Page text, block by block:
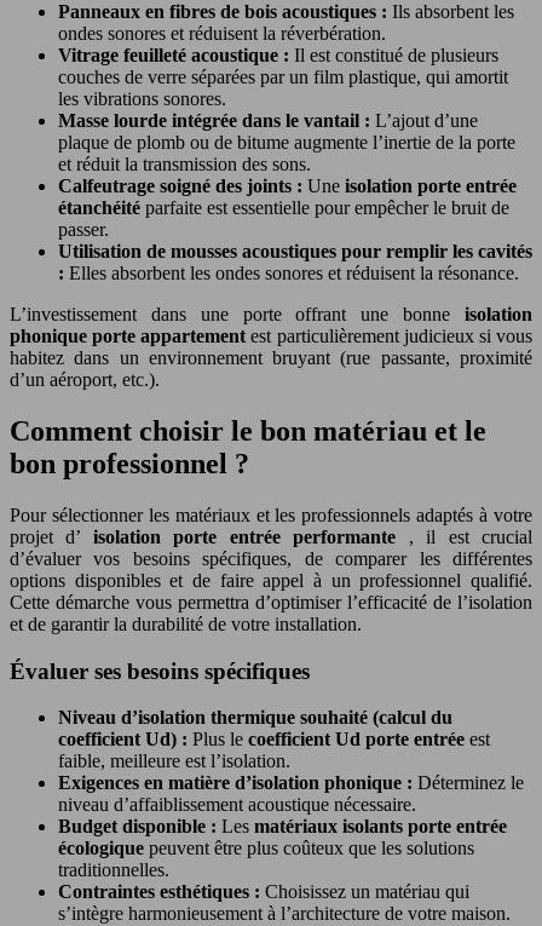
Panneaux en fibres de bois acoustiques : Ils absorbent les
ondes sonores et réduisent la réverbération.
Vitrage feuilleté acoustique : Il est constitué de plusieurs
couches de verre séparées par un film plastique, qui amortit
les vibrations sonores.
Masse lourde intégrée dans le vantail : L’ajout d’une
plaque de plomb ou de bitume augmente l’inertie de la porte
et réduit la transmission des sons.
Calfeutrage soigné des joints : Une isolation porte entrée
étanchéité parfaite est essentielle pour empêcher le bruit de
passer.
Utilisation de mousses acoustiques pour remplir les cavités
: Elles absorbent les ondes sonores et réduisent la résonance.
L’investissement dans une porte offrant une bonne isolation
phonique porte appartementest particulièrement judicieux si vous
habitez dans un environnement bruyant (rue passante, proximité
d’un aéroport, etc.).
Comment choisir le bon matériau et le
bon professionnel ?
Pour sélectionner les matériaux et les professionnels adaptés à votre
projet d’ isolation porte entrée performante , il est crucial
d’évaluer vos besoins spécifiques, de comparer les différentes
options disponibles et de faire appel à un professionnel qualifié.
Cette démarche vous permettra d’optimiser l’efficacité de l’isolation
et de garantir la durabilité de votre installation.
Évaluer ses besoins spécifiques
Niveau d’isolation thermique souhaité (calcul du
coefficient Ud) : Plus le coefficient Ud porte entrée est
faible, meilleure est l’isolation.
Exigences en matière d’isolation phonique : Déterminez le
niveau d’affaiblissement acoustique nécessaire.
Budget disponible : Les matériaux isolants porte entrée
écologique peuvent être plus coûteux que les solutions
traditionnelles.
Contraintes esthétiques : Choisissez un matériau qui
s’intègre harmonieusement à l’architecture de votre maison.